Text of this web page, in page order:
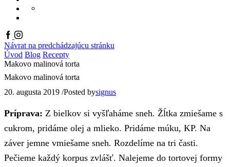
Facebook
Instagram
Návrat na predchádzajúcu stránku
Úvod Blog Recepty
Makovo malinová torta
Makovo malinová torta
20. augusta 2019 /Posted bysignus
Príprava: Z bielkov si vyšľaháme sneh. Žĺtka zmiešame s
cukrom, pridáme olej a mlieko. Pridáme múku, KP. Na
záver jemne vmiešame sneh. Rozdelíme na tri časti.
Pečieme každý korpus zvlášť. Nalejeme do tortovej formy